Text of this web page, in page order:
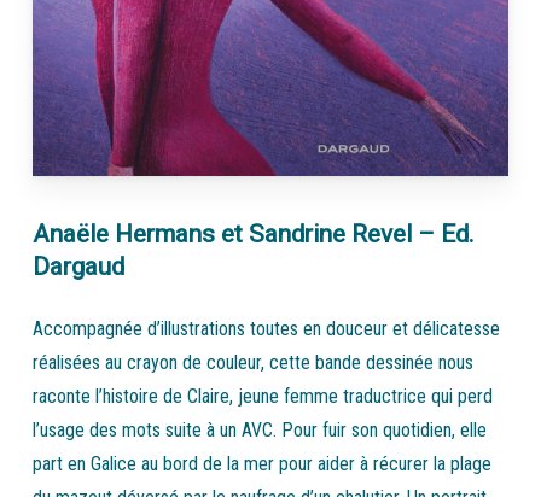
Anaële Hermans et Sandrine Revel – Ed.
Dargaud
Accompagnée d’illustrations toutes en douceur et délicatesse
réalisées au crayon de couleur, cette bande dessinée nous
raconte l’histoire de Claire, jeune femme traductrice qui perd
l’usage des mots suite à un AVC. Pour fuir son quotidien, elle
part en Galice au bord de la mer pour aider à récurer la plage